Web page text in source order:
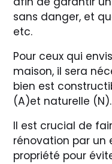
sans danger, et
etc.
Pour ceux qui
maison, il sera
bien est
(A)et naturelle (N).
Il est crucial de
rénovation par un
propriété pour